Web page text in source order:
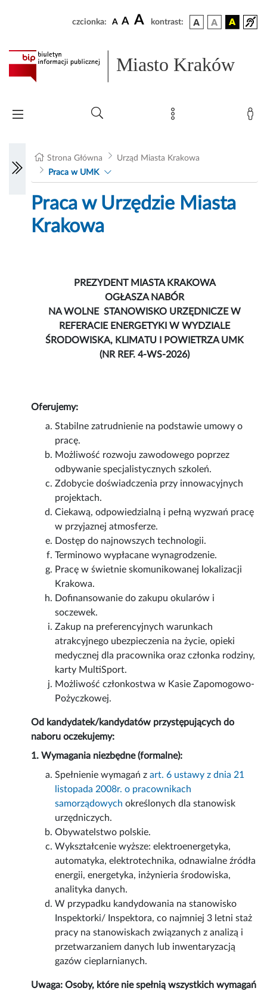
czcionka: A A A kontrast:
Miasto Kraków
Strona Główna
Urząd Miasta Krakowa
Praca w UMK
Praca w Urzędzie Miasta
Krakowa
PREZYDENT MIASTA KRAKOWA
OGŁASZA NABÓR
NA WOLNE STANOWISKO URZĘDNICZE W
REFERACIE ENERGETYKI W WYDZIALE
ŚRODOWISKA, KLIMATU I POWIETRZA UMK
(NR REF. 4-WS-2026)
Oferujemy:
Stabilne zatrudnienie na podstawie umowy o
pracę.
Możliwość rozwoju zawodowego poprzez
odbywanie specjalistycznych szkoleń.
Zdobycie doświadczenia przy innowacyjnych
projektach.
Ciekawą, odpowiedzialną i pełną wyzwań pracę
w przyjaznej atmosferze.
Dostęp do najnowszych technologii.
Terminowo wypłacane wynagrodzenie.
Pracę w świetnie skomunikowanej lokalizacji
Krakowa.
Dofinansowanie do zakupu okularów i
soczewek.
Zakup na preferencyjnych warunkach
atrakcyjnego ubezpieczenia na życie, opieki
medycznej dla pracownika oraz członka rodziny,
karty MultiSport.
Możliwość członkostwa w Kasie Zapomogowo-
Pożyczkowej.
Od kandydatek/kandydatów przystępujących do
naboru oczekujemy:
1. Wymagania niezbędne (formalne):
Spełnienie wymagań zart. 6 ustawy z dnia 21
listopada 2008r. o pracownikach
samorządowych określonych dla stanowisk
urzędniczych.
Obywatelstwo polskie.
Wykształcenie wyższe: elektroenergetyka,
automatyka, elektrotechnika, odnawialne źródła
energii, energetyka, inżynieria środowiska,
analityka danych.
W przypadku kandydowania na stanowisko
Inspektorki/ Inspektora, co najmniej 3 letni staż
pracy na stanowiskach związanych z analizą i
przetwarzaniem danych lub inwentaryzacją
gazów cieplarnianych.
Uwaga: Osoby, które nie spełnią wszystkich wymagań